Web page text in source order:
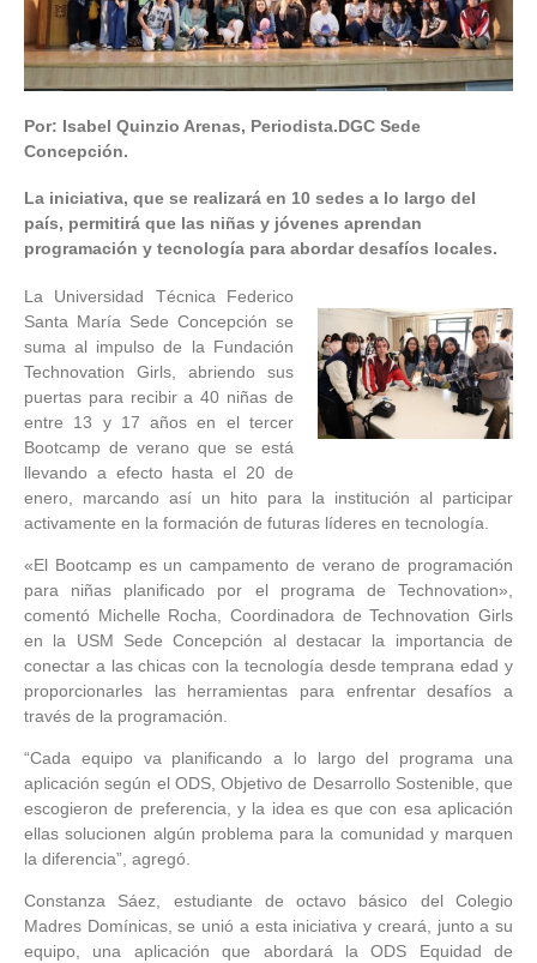
Por: Isabel Quinzio Arenas, Periodista.DGC Sede
Concepción.
La iniciativa, que se realizará en 10 sedes a lo largo del
país, permitirá que las niñas y jóvenes aprendan
programación y tecnología para abordar desafíos locales.
La Universidad Técnica Federico
Santa María Sede Concepción se
suma al impulso de la Fundación
Technovation Girls, abriendo sus
puertas para recibir a 40 niñas de
entre 13 y 17 años en el tercer
Bootcamp de verano que se está
llevando a efecto hasta el 20 de
enero, marcando así un hito para la institución al participar
activamente en la formación de futuras líderes en tecnología.
«El Bootcamp es un campamento de verano de programación
para niñas planificado por el programa de Technovation»,
comentó Michelle Rocha, Coordinadora de Technovation Girls
en la USM Sede Concepción al destacar la importancia de
conectar a las chicas con la tecnología desde temprana edad y
proporcionarles las herramientas para enfrentar desafíos a
través de la programación.
“Cada equipo va planificando a lo largo del programa una
aplicación según el ODS, Objetivo de Desarrollo Sostenible, que
escogieron de preferencia, y la idea es que con esa aplicación
ellas solucionen algún problema para la comunidad y marquen
la diferencia”, agregó.
Constanza Sáez, estudiante de octavo básico del Colegio
Madres Domínicas, se unió a esta iniciativa y creará, junto a su
equipo, una aplicación que abordará la ODS Equidad de